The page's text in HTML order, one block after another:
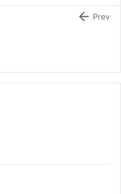
 Prev